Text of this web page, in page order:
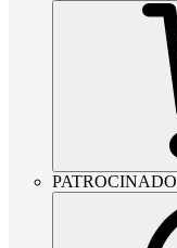
PATROCINADO